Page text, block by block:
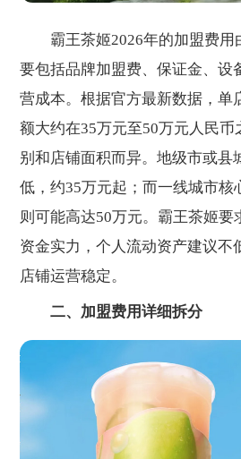
霸王茶姬2026年的加盟费用
要包括品牌加盟费、保证金、设
营成本。根据官方最新数据，单
额大约在35万元至50万元人民币
别和店铺面积而异。地级市或县
低，约35万元起；而一线城市核
则可能高达50万元。霸王茶姬要
资金实力，个人流动资产建议不
店铺运营稳定。
二、加盟费用详细拆分